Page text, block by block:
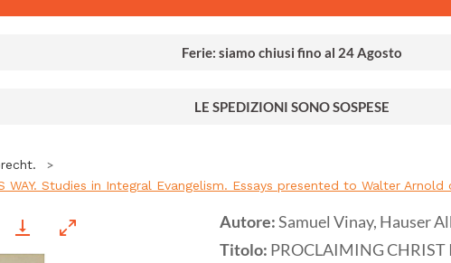
Ferie: siamo chiusi fino al 24 Agosto
LE SPEDIZIONI SONO SOSPESE
WAY. Studies in Integral Evangelism. Essays presented to Walter
Autore:Samuel Vinay, Hauser
Titolo: PROCLAIMING CHRIST